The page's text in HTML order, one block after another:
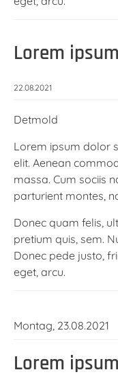
Lorem
22.08.2021
Detmold
Lorem ipsum dolor
elit. Aenean
massa. Cum sociis
parturient montes,
Donec quam felis,
pretium quis, sem.
Donec pede justo,
eget, arcu.
Montag, 23.08.2021
Lorem